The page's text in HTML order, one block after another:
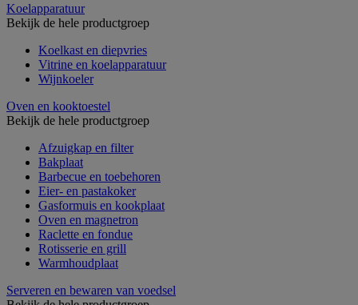
Koelapparatuur
Bekijk de hele productgroep
Koelkast en diepvries
Vitrine en koelapparatuur
Wijnkoeler
Oven en kooktoestel
Bekijk de hele productgroep
Afzuigkap en filter
Bakplaat
Barbecue en toebehoren
Eier- en pastakoker
Gasformuis en kookplaat
Oven en magnetron
Raclette en fondue
Rotisserie en grill
Warmhoudplaat
Serveren en bewaren van voedsel